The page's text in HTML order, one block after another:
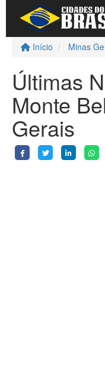
Início Minas
Últimas
Monte
Gerais